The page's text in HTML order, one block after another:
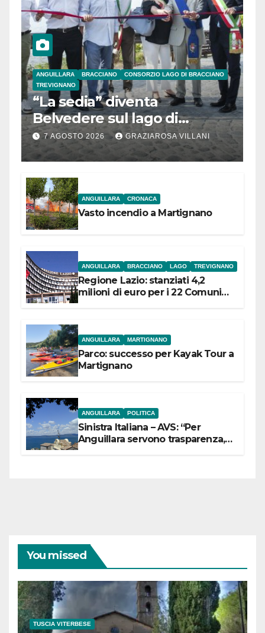
ANGUILLARA BRACCIANO
CONSORZIO LAGO DI BRACCIANO
TREVIGNANO
“La sedia” diventa
Belvedere sul lago di
Bracciano: ieri
l’inaugurazione
7 AGOSTO 2026 GRAZIAROSA VILLANI
ANGUILLARA CRONACA
Vasto incendio a Martignano
ANGUILLARA BRACCIANO LAGO TREVIGNANO
Regione Lazio: stanziati 4,2
milioni di euro per i 22 Comuni
ANGUILLARA MARTIGNANO
Parco: successo per Kayak Tour a
Martignano
ANGUILLARA POLITICA
Sinistra Italiana – AVS: “Per
Anguillara servono trasparenza,
You missed
TUSCIA VITERBESE